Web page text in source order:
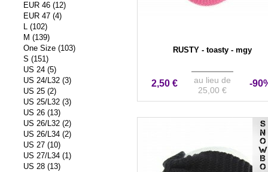
EUR 46 (12)
EUR 47 (4)
L (102)
M (139)
One Size (103)
S (151)
US 24 (5)
US 24/L32 (3)
US 25 (2)
US 25/L32 (3)
US 26 (13)
US 26/L32 (2)
US 26/L34 (2)
US 27 (10)
US 27/L34 (1)
US 28 (13)
RUSTY - toasty - mgy
2,50 €
au lieu de
25,00 €
-
VENTE